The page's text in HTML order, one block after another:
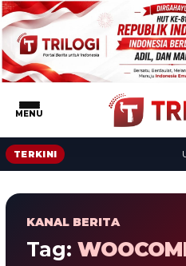
MENU
TERKINI
KANAL BERITA
Tag: